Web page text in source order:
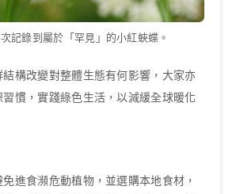
記錄到屬於「罕見」的小紅蛺蝶。
構改變對整體生態有何影響，大家亦
慣，實踐綠色生活，以減緩全球暖化
進食瀕危動植物，並選購本地食材，